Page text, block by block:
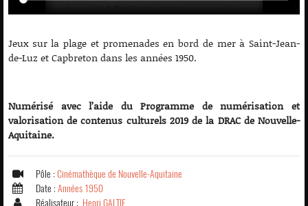
Jeux sur la plage et promenades en bord de mer à Saint-Jean-
de-Luz et Capbreton dans les années 1950.
Numérisé avec l’aide du Programme de numérisation et
valorisation de contenus culturels 2019 de la DRAC de Nouvelle-
Aquitaine.
Pôle : Cinémathèque de Nouvelle-Aquitaine
Date : Années 1950
Réalisateur : Henri GALTIE